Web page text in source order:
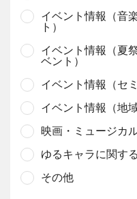
イベント情報（音
ト）
イベント情報（夏
ベント）
イベント情報（セ
イベント情報（地
映画・ミュージカ
ゆるキャラに関す
その他